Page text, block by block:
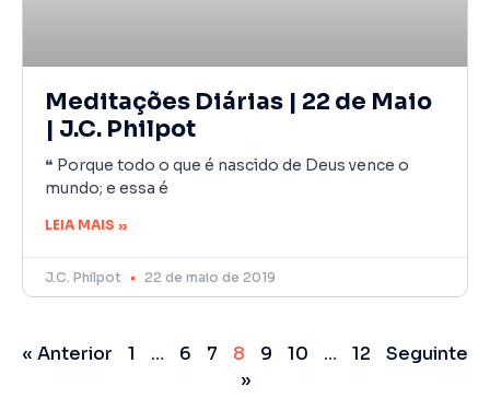
Meditações Diárias | 22 de Maio
| J.C. Philpot
❝ Porque todo o que é nascido de Deus vence o
mundo; e essa é
LEIA MAIS »
J.C. Philpot 22 de maio de 2019
« Anterior 1 … 6 7 8 9 10 … 12
Seguinte
»